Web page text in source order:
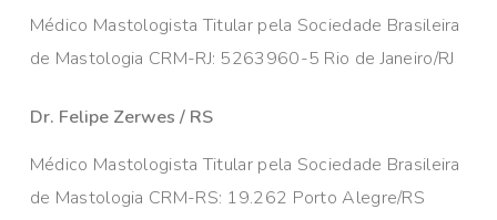
Médico Mastologista Titular pela Sociedade Brasileira
de Mastologia CRM-RJ: 5263960-5 Rio de Janeiro/RJ
Dr. Felipe Zerwes / RS
Médico Mastologista Titular pela Sociedade Brasileira
de Mastologia CRM-RS: 19.262 Porto Alegre/RS